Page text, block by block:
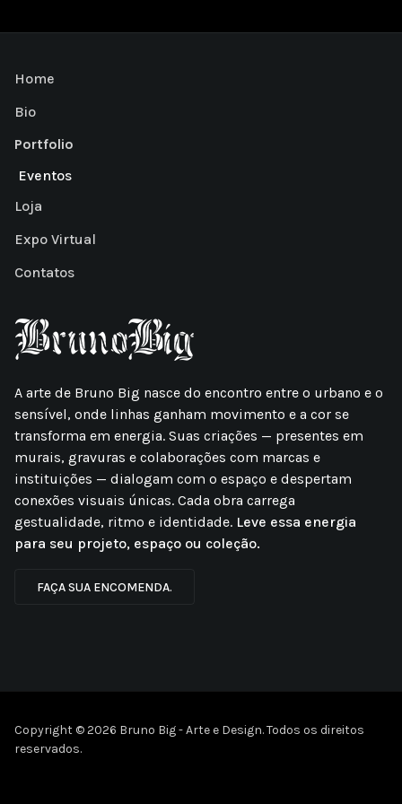
Home
Bio
Portfolio
Eventos
Loja
Expo Virtual
Contatos
A arte de Bruno Big nasce do encontro entre o urbano e o
sensível, onde linhas ganham movimento e a cor se
transforma em energia. Suas criações — presentes em
murais, gravuras e colaborações com marcas e
instituições — dialogam com o espaço e despertam
conexões visuais únicas. Cada obra carrega
gestualidade, ritmo e identidade. Leve essa energia
para seu projeto, espaço ou coleção.
FAÇA SUA ENCOMENDA.
Copyright © 2026 Bruno Big - Arte e Design. Todos os direitos
reservados.